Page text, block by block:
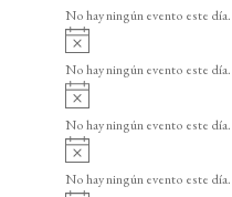
e
n
t
o
s
o
i
o
No hay ningún evento este día.
v
i
o
No hay ningún evento este día.
A
v
i
o
No hay ningún evento este día.
A
v
i
No hay ningún evento este día.